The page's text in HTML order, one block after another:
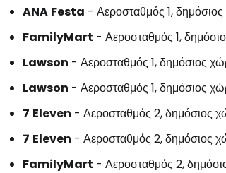
ANA Festa - Αεροσταθμός 1,
FamilyMart - Αεροσταθμός 1,
Lawson - Αεροσταθμός 1, δημόσιος
Lawson - Αεροσταθμός 1, δημόσιος
7 Eleven - Αεροσταθμός 2, δημόσιος
7 Eleven - Αεροσταθμός 2, δημόσιος
FamilyMart - Αεροσταθμός 2,